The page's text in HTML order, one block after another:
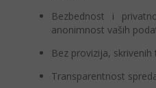
Bezbednost i
anonimnost vaših
Bez provizija,
Transparentnost